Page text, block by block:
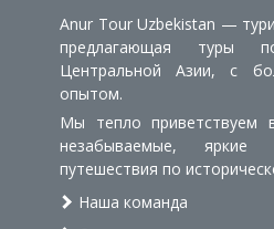
Anur Tour Uzbekistan —
предлагающая туры
Центральной Азии, с
опытом.
Мы тепло приветствуем
незабываемые, яркие
путешествия по
Наша команда